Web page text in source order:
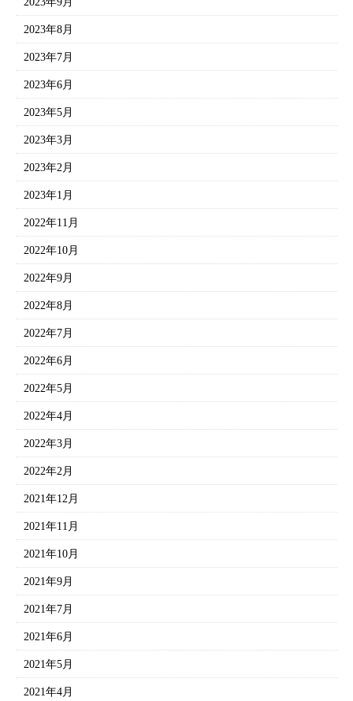
2023年8月
2023年7月
2023年6月
2023年5月
2023年3月
2023年2月
2023年1月
2022年11月
2022年10月
2022年9月
2022年8月
2022年7月
2022年6月
2022年5月
2022年4月
2022年3月
2022年2月
2021年12月
2021年11月
2021年10月
2021年9月
2021年7月
2021年6月
2021年5月
2021年4月